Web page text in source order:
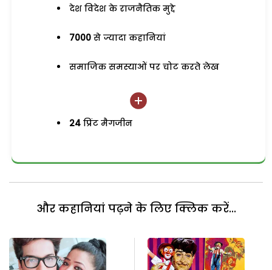
देश विदेश के राजनैतिक मुद्दे
7000 से ज्यादा कहानियां
समाजिक समस्याओं पर चोट करते लेख
24 प्रिंट मैगजीन
और कहानियां पढ़ने के लिए क्लिक करें...